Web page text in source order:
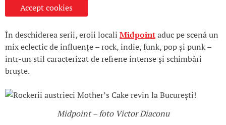
Accept cookies
În deschiderea serii, eroii locali Midpointaduc pe scenă un
mix eclectic de influențe – rock, indie, funk, pop și punk –
într-un stil caracterizat de refrene intense și schimbări
bruște.
Midpoint – foto Victor Diaconu